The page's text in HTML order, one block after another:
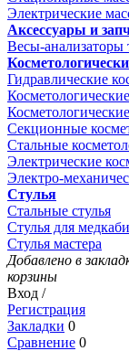
Электрические
Аксессуары и
Весы-анализаторы
Гидравлические
Секционные
Стальные
Электрические
Электро-
Стулья
Стальные стулья
Стулья для
Стулья мастера
Добавлено в
корзины
Вход /
Регистрация
Закладки 0
Сравнение 0